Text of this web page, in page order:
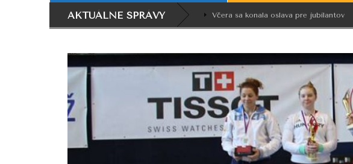
AKTUÁLNE SPRÁVY Včera sa konala oslava pre jubilantov